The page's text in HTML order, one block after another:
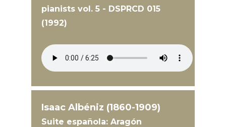
pianists vol. 5 - DSPRCD 015
(1992)
Isaac Albéniz (1860-1909)
Suite española: Aragón